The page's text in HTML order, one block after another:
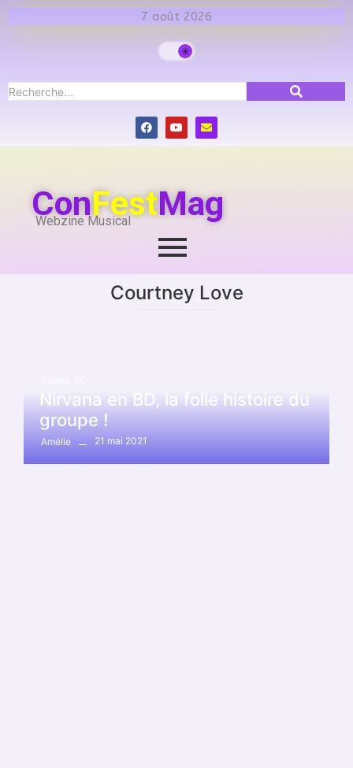
7 août 2026
ConFestMag
Webzine Musical
Courtney Love
Nirvana en BD, la folle histoire du
groupe !
Amélie 21 mai 2021